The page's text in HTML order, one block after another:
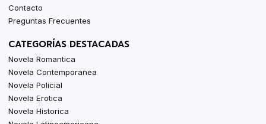
Contacto
Preguntas Frecuentes
CATEGORÍAS DESTACADAS
Novela Romantica
Novela Contemporanea
Novela Policial
Novela Erotica
Novela Historica